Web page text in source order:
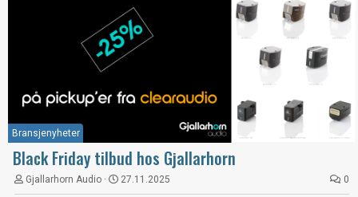
Bransjenyheter
Black Friday tilbud hos Gjallarhorn
Gjallarhorn Audio 27.11.2025 0